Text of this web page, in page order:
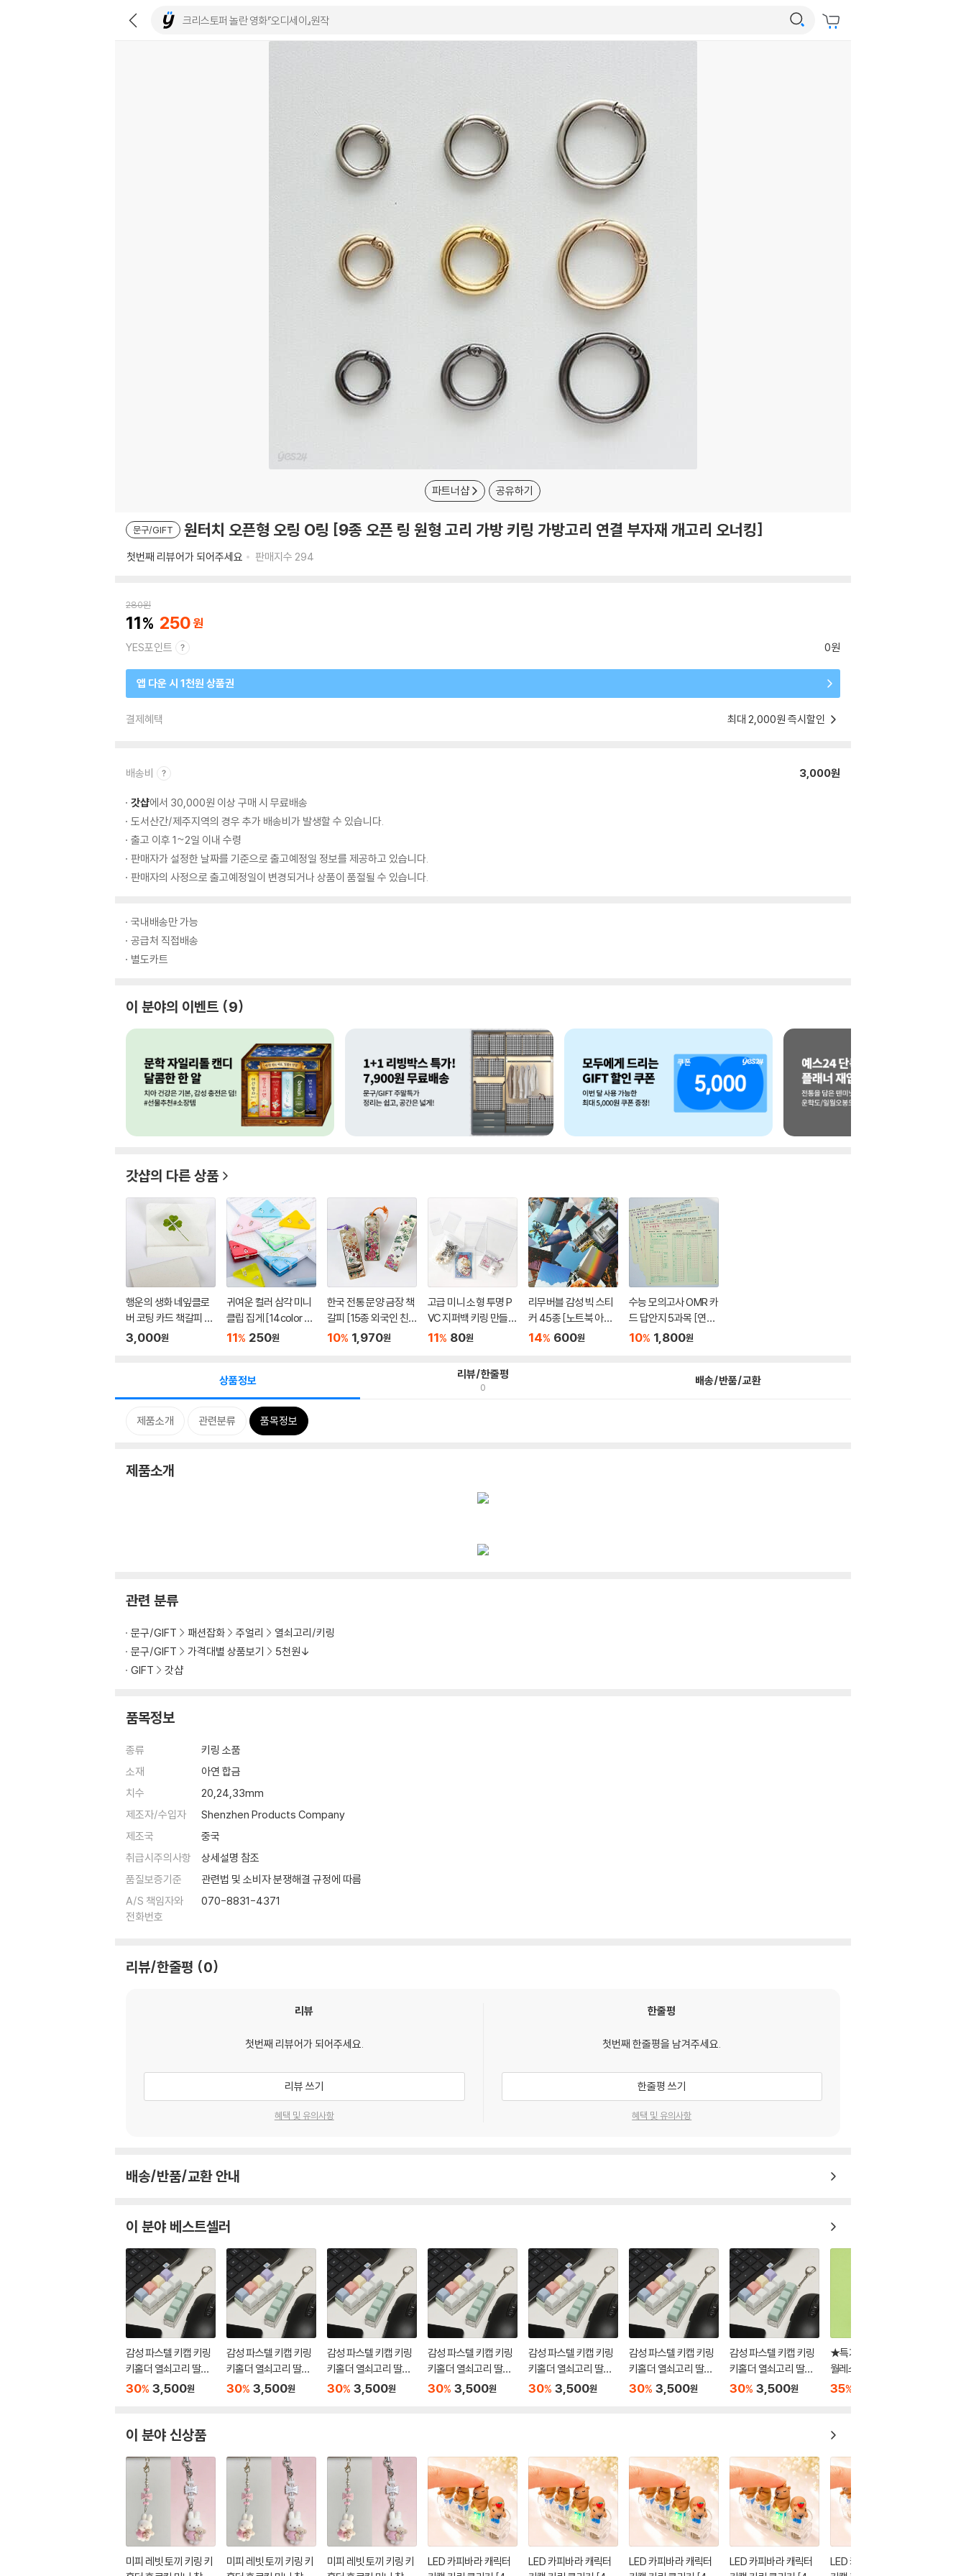
파트너샵 공유하기
문구/GIFT 원터치 오픈형 오링 O링 [9종 오픈 링 원형 고리 가방 키링 가방고리 연결 부자재 개고리 오너킹]
첫번째 리뷰어가 되어주세요 판매지수 294
280원
11 250
YES포인트 0원
앱 다운 시 1천원 상품권
결제혜택 최대 2,000원 즉시할인
배송비 3,000원
갓샵에서 30,000원 이상 구매 시 무료배송
도서산간/제주지역의 경우 추가 배송비가 발생할 수 있습니다.
출고 이후 1~2일 이내 수령
판매자가 설정한 날짜를 기준으로 출고예정일 정보를 제공하고 있습니다.
판매자의 사정으로 출고예정일이 변경되거나 상품이 품절될 수 있습니다.
국내배송만 가능
공급처 직접배송
별도카트
이 분야의 이벤트 9
갓샵의 다른 상품
행운의 생화 네잎클로
버 코팅 카드 책갈피 선
물 ...
3,000원
귀여운 컬러 삼각 미니
클립 집게 [14color 문
구...
11% 250원
한국 전통 문양 금장 책
갈피 [15종 외국인 친
구 ...
10% 1,970원
고급 미니 소형 투명 P
VC 지퍼백 키링 만들기
부...
11% 80원
리무버블 감성 빅 스티
커 45종 [노트북 아이
패드...
14% 600원
수능 모의고사 OMR 카
드 답안지 5과목 [연습
용 ...
10% 1,800원
상품정보 리뷰/한줄평
0 배송/반품/교환
제품소개 관련분류 품목정보
제품소개
관련 분류
문구/GIFT 패션잡화 주얼리
열쇠고리/키링
문구/GIFT
가격대별 상품보기
5천원↓
GIFT
갓샵
품목정보
종류
키링 소품
소재
아연 합금
치수
20,24,33mm
제조자/수입자
Shenzhen Products Company
제조국
중국
취급시주의사항
상세설명 참조
품질보증기준
관련법 및 소비자 분쟁해결 규정에 따름
A/S 책임자와
전화번호
070-8831-4371
리뷰/한줄평 0
리뷰
첫번째 리뷰어가 되어주세요.
리뷰 쓰기
혜택 및 유의사항
한줄평
첫번째 한줄평을 남겨주세요.
한줄평 쓰기
혜택 및 유의사항
배송/반품/교환 안내
이 분야 베스트셀러
감성 파스텔 키캡 키링
키홀더 열쇠고리 딸깍
이
30% 3,500원
감성 파스텔 키캡 키링
키홀더 열쇠고리 딸깍
이
30% 3,500원
감성 파스텔 키캡 키링
키홀더 열쇠고리 딸깍
이
30% 3,500원
감성 파스텔 키캡 키링
키홀더 열쇠고리 딸깍
이
30% 3,500원
감성 파스텔 키캡 키링
키홀더 열쇠고리 딸깍
이
30% 3,500원
감성 파스텔 키캡 키링
키홀더 열쇠고리 딸깍
이
30% 3,500원
감성 파스텔 키캡 키링
키홀더 열쇠고리 딸깍
이
30% 3,500원
★특가★[공식정품]
월레스와 그로밋 미니
키링 인형 - 12cm
35%
이 분야 신상품
미피 레빗 토끼 키링 키
미피 레빗 토끼 키링 키
미피 레빗 토끼 키링 키
LED 카피바라 캐릭터
LED 카피바라 캐릭터
LED 카피바라 캐릭터
LED 카피바라 캐릭터
LED 카피바라 캐릭터